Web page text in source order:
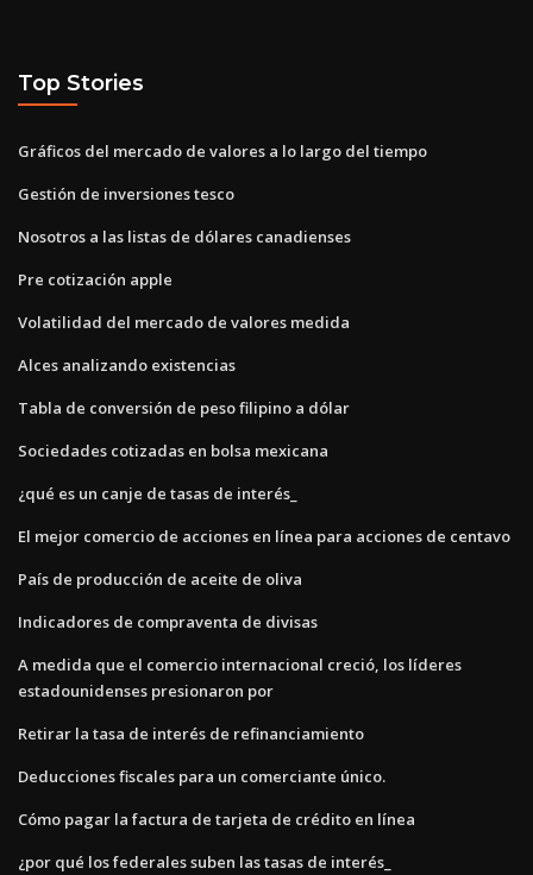
Top Stories
Gráficos del mercado de valores a lo largo del tiempo
Gestión de inversiones tesco
Nosotros a las listas de dólares canadienses
Pre cotización apple
Volatilidad del mercado de valores medida
Alces analizando existencias
Tabla de conversión de peso filipino a dólar
Sociedades cotizadas en bolsa mexicana
¿qué es un canje de tasas de interés_
El mejor comercio de acciones en línea para acciones de centavo
País de producción de aceite de oliva
Indicadores de compraventa de divisas
A medida que el comercio internacional creció, los líderes
estadounidenses presionaron por
Retirar la tasa de interés de refinanciamiento
Deducciones fiscales para un comerciante único.
Cómo pagar la factura de tarjeta de crédito en línea
¿por qué los federales suben las tasas de interés_